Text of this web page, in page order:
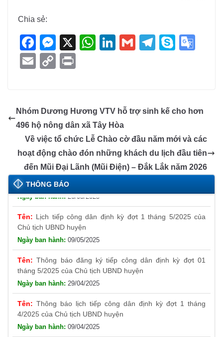
Chia sẻ:
F
a
c
b
o
o
k
M
e
ss
n
g
er
X
W
A
p
p
Li
dI
n
G
T
a
S
e
a
n
sl
at
e
E
C
y
Li
n
k
Nhóm Dương Hương VTV hỗ trợ sinh kế cho hơn
496 hộ nông dân xã Tây Hòa
Về việc tổ chức Lễ Chào cờ đầu năm mới và các
hoạt động chào đón những khách du lịch đầu tiên
đến Mũi Đại Lãnh (Mũi Điện) – Đắk Lắk năm 2026
THÔNG BÁO
Thông báo đăng ký tiếp công dân định kỳ đợt 01
tháng 6/2025 của Chủ tịch UBND huyện
26/05/2025
Lịch tiếp công dân định kỳ đợt 1 tháng 5/2025 của
Chủ tịch UBND huyện
09/05/2025
Thông báo đăng ký tiếp công dân định kỳ đợt 01
tháng 5/2025 của Chủ tịch UBND huyện
29/04/2025
Thông báo lịch tiếp công dân định kỳ đợt 1 tháng
4/2025 của Chủ tịch UBND huyện
09/04/2025